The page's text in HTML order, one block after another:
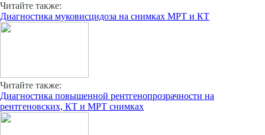
Читайте также:
Диагностика муковисцидоза на снимках МРТ и КТ
Читайте также:
Диагностика повышенной рентгенопрозрачности на
рентгеновских, КТ и МРТ снимках